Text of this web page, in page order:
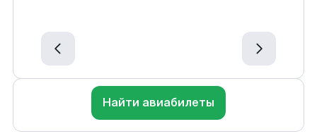
Найти авиабилеты